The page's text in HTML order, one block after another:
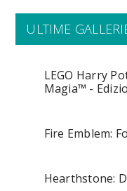
ULTIME
LEGO Harry
Magia™ -
Fire Emblem:
Hearthstone: